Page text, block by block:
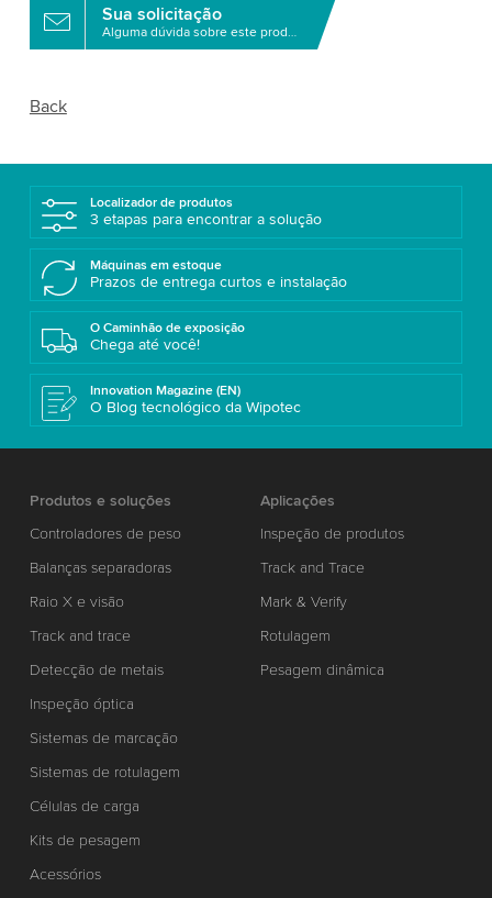
Sua solicitação
Alguma dúvida sobre este produto?
Back
Localizador de produtos
3 etapas para encontrar a solução
Máquinas em estoque
Prazos de entrega curtos e instalação
O Caminhão de exposição
Chega até você!
Innovation Magazine (EN)
O Blog tecnológico da Wipotec
Produtos e soluções
Controladores de peso
Balanças separadoras
Raio X e visão
Track and trace
Detecção de metais
Inspeção óptica
Sistemas de marcação
Sistemas de rotulagem
Células de carga
Kits de pesagem
Acessórios
Aplicações
Inspeção de produtos
Track and Trace
Mark & Verify
Rotulagem
Pesagem dinâmica